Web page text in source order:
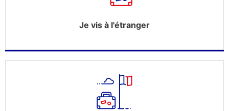
Je vis à l'étranger